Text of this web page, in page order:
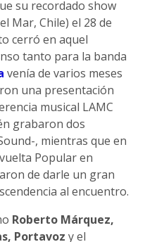
su recordado show
Mar, Chile) el 28 de
cerró en aquel
tanto para la banda
venía de varios meses
una presentación
musical LAMC
grabaron dos
, mientras que en
Popular en
de darle un gran
al encuentro.
Roberto Márquez,
Portavoz y el